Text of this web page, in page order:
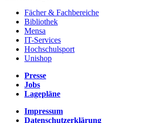
Fächer & Fachbereiche
Bibliothek
Mensa
IT-Services
Hochschulsport
Unishop
Presse
Jobs
Lagepläne
Impressum
Datenschutzerklärung